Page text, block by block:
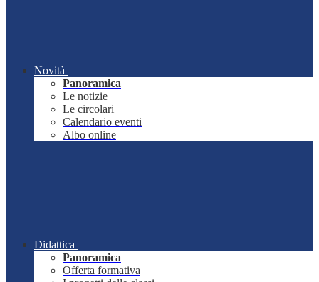
Novità
Panoramica
Le notizie
Le circolari
Calendario eventi
Albo online
Didattica
Panoramica
Offerta formativa